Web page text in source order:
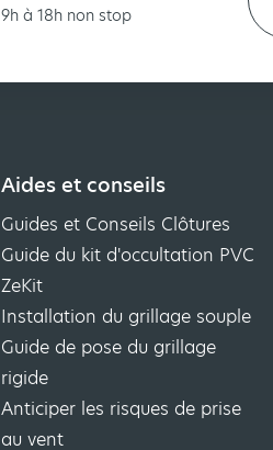
9h à 18h non stop
Aides et conseils
Guides et Conseils Clôtures
Guide du kit d'occultation PVC
ZeKit
Installation du grillage souple
Guide de pose du grillage
rigide
Anticiper les risques de prise
au vent